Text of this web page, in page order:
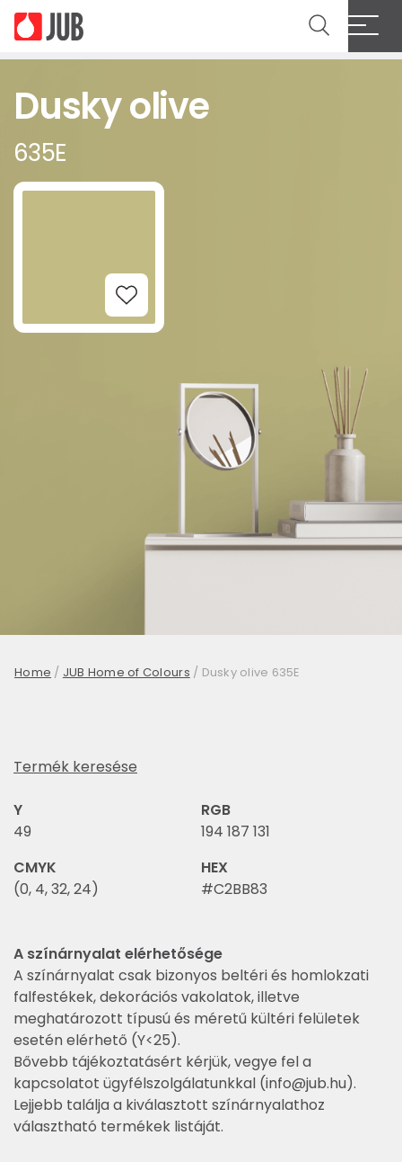
Dusky olive
635E
Add to Wishlist
Home / JUB Home of Colours / Dusky olive 635E
Termék keresése
Y
49
RGB
194 187 131
CMYK
(0, 4, 32, 24)
HEX
#C2BB83
A színárnyalat elérhetősége
A színárnyalat csak bizonyos beltéri és homlokzati
falfestékek, dekorációs vakolatok, illetve
meghatározott típusú és méretű kültéri felületek
esetén elérhető (Y<25).
Bővebb tájékoztatásért kérjük, vegye fel a
kapcsolatot ügyfélszolgálatunkkal (info@jub.hu).
Lejjebb találja a kiválasztott színárnyalathoz
választható termékek listáját.